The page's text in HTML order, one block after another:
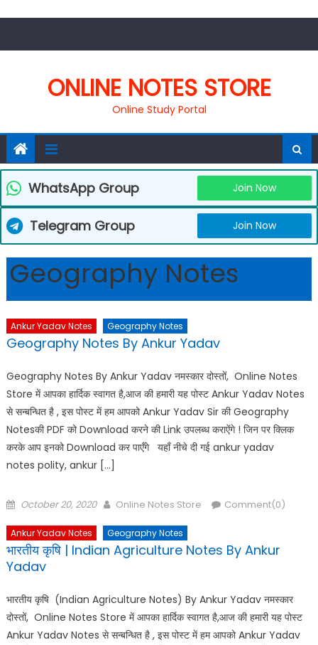
ONLINE NOTES STORE
Online Study Portal
WhatsApp Group Join Now
Telegram Group Join Now
Geography Notes
Ankur Yadav Notes Geography Notes
Geography Notes By Ankur Yadav
Geography Notes By Ankur Yadav नमस्कार दोस्तों, Online Notes
Store में आपका हार्दिक स्वागत है,आज की हमारी यह पोस्ट Ankur Yadav Notes
से सन्बन्धित है , इस पोस्ट में हम आपको Ankur Yadav Sir की Geography
Notesकी PDF को Download करने की Link उपलब्ध कराऐंगे ! जिन पर क्लिक
करके आप इनको Download कर पाएँगे यहाँ नीचे दी गई ankur yadav
notes polity, ankur […]
Posted
October 20, 2020 Author
Online Notes Store Comment(0)
Ankur Yadav Notes Geography Notes
भारतीय कृषि | Indian Agriculture Notes By Ankur
Yadav
भारतीय कृषि (Indian Agriculture Notes) By Ankur Yadav नमस्कार
दोस्तों, Online Notes Store में आपका हार्दिक स्वागत है,आज की हमारी यह पोस्ट
Ankur Yadav Notes से सन्बन्धित है , इस पोस्ट में हम आपको Ankur Yadav